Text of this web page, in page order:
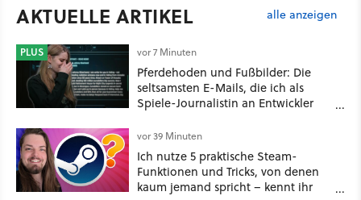
AKTUELLE ARTIKEL alle anzeigen
PLUS vor 7 Minuten
Pferdehoden und Fußbilder: Die
seltsamsten E-Mails, die ich als
Spiele-Journalistin an Entwickler
vor 39 Minuten
Ich nutze 5 praktische Steam-
Funktionen und Tricks, von denen
kaum jemand spricht – kennt ihr